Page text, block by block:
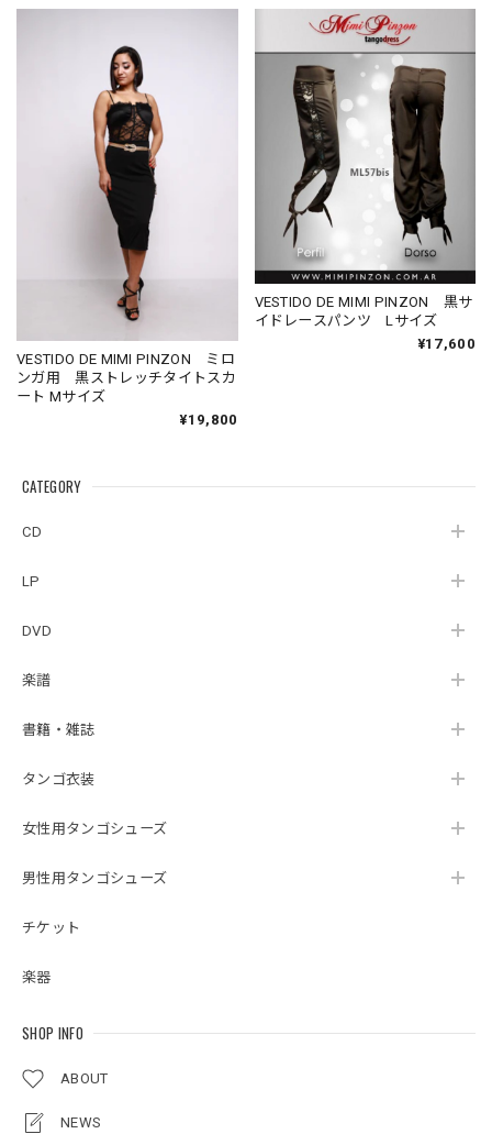
CATEGORY
CD
LP
DVD
楽譜
書籍・雑誌
タンゴ衣装
女性用タンゴシューズ
男性用タンゴシューズ
チケット
楽器
SHOP INFO
ABOUT
NEWS
VESTIDO DE MIMI PINZON ミロ
ンガ用 黒ストレッチタイトスカ
ート Mサイズ
¥19,800
VESTIDO DE MIMI PINZON 黒サ
イドレースパンツ Lサイズ
¥17,600